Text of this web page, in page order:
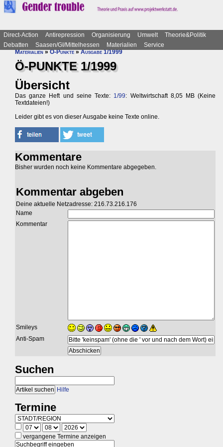
Direct-Action Antirepression Organisierung Umwelt
Theorie&Politik
Debatten
Saasen/GI/Mittelhessen Materialien
Service
Materialien»Ö-Punkte»Ausgabe 1/1999
Ö-PUNKTE 1/1999
Übersicht
Das ganze Heft und seine Texte: 1/99: Weltwirtschaft 8,05 MB (Keine
Textdateien!)
Leider gibt es von dieser Ausgabe keine Texte online.
Kommentare
Bisher wurden noch keine Kommentare abgegeben.
Kommentar abgeben
Deine aktuelle Netzadresse: 216.73.216.176
Name
Kommentar
Smileys
Anti-Spam
Suchen
Hilfe
Termine
vergangene Termine anzeigen